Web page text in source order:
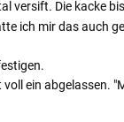
versift. Die kacke
ich mir das auch
ein abgelassen.